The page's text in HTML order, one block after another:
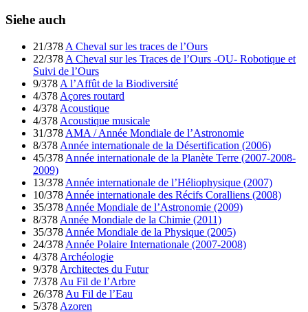
Siehe auch
21/378 A Cheval sur les traces de l’Ours
22/378 A Cheval sur les Traces de l’Ours -OU- Robotique et
Suivi de l’Ours
9/378 A l’Affût de la Biodiversité
4/378 Açores routard
4/378 Acoustique
4/378 Acoustique musicale
31/378 AMA / Année Mondiale de l’Astronomie
8/378 Année internationale de la Désertification (2006)
45/378 Année internationale de la Planète Terre (2007-2008-
2009)
13/378 Année internationale de l’Héliophysique (2007)
10/378 Année internationale des Récifs Coralliens (2008)
35/378 Année Mondiale de l’Astronomie (2009)
8/378 Année Mondiale de la Chimie (2011)
35/378 Année Mondiale de la Physique (2005)
24/378 Année Polaire Internationale (2007-2008)
4/378 Archéologie
9/378 Architectes du Futur
7/378 Au Fil de l’Arbre
26/378 Au Fil de l’Eau
5/378 Azoren